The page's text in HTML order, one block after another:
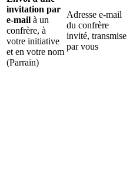
invitation par
e-mail à un
confrère, à
votre initiative
et en votre nom
(Parrain)
Adresse e-mail
du confrère
invité, transmise
par vous